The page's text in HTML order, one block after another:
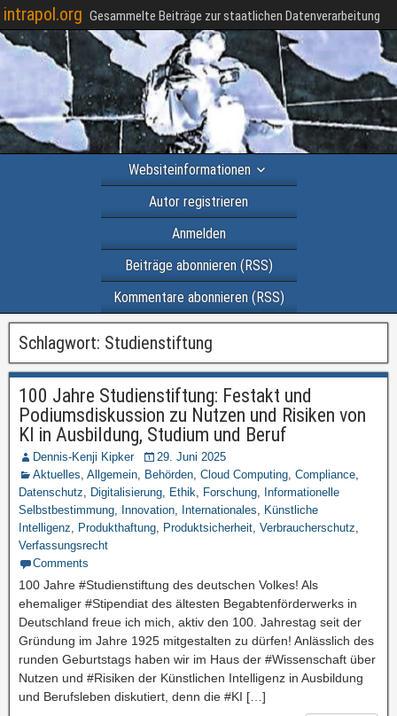
intrapol.org Gesammelte Beiträge zur staatlichen Datenverarbeitung
Websiteinformationen
Autor registrieren
Anmelden
Beiträge abonnieren (RSS)
Kommentare abonnieren (RSS)
Schlagwort: Studienstiftung
100 Jahre Studienstiftung: Festakt und
Podiumsdiskussion zu Nutzen und Risiken von
KI in Ausbildung, Studium und Beruf
Dennis-Kenji Kipker
29. Juni 2025
Aktuelles, Allgemein, Behörden, Cloud Computing, Compliance,
Datenschutz, Digitalisierung, Ethik, Forschung, Informationelle
Selbstbestimmung, Innovation, Internationales, Künstliche
Intelligenz, Produkthaftung, Produktsicherheit, Verbraucherschutz,
Verfassungsrecht
Comments
100 Jahre #Studienstiftung des deutschen Volkes! Als
ehemaliger #Stipendiat des ältesten Begabtenförderwerks in
Deutschland freue ich mich, aktiv den 100. Jahrestag seit der
Gründung im Jahre 1925 mitgestalten zu dürfen! Anlässlich des
runden Geburtstags haben wir im Haus der #Wissenschaft über
Nutzen und #Risiken der Künstlichen Intelligenz in Ausbildung
und Berufsleben diskutiert, denn die #KI […]